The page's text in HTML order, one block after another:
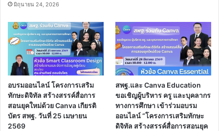
มิถุนายน 24, 2026
อบรมออนไลน์ โครงการเสริม
ทักษะดิจิทัล สร้างสรรค์สื่อการ
สอนยุคใหม่ด้วย Canva เกียรติ
บัตร สพฐ. วันที่ 25 เมษายน
2569
สพฐ.และ Canva Education
ขอเชิญผู้บริหาร ครู และบุคลากร
ทางการศึกษา เข้าร่วมอบรม
ออนไลน์ “โครงการเสริมทักษะ
ดิจิทัล สร้างสรรค์สื่อการสอนยุค